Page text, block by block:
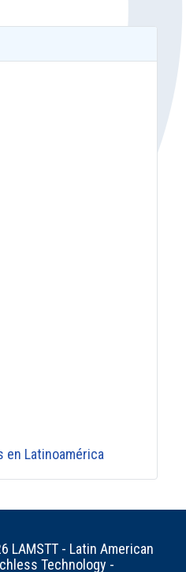
en Latinoamérica
LAMSTT - Latin American
Technology -